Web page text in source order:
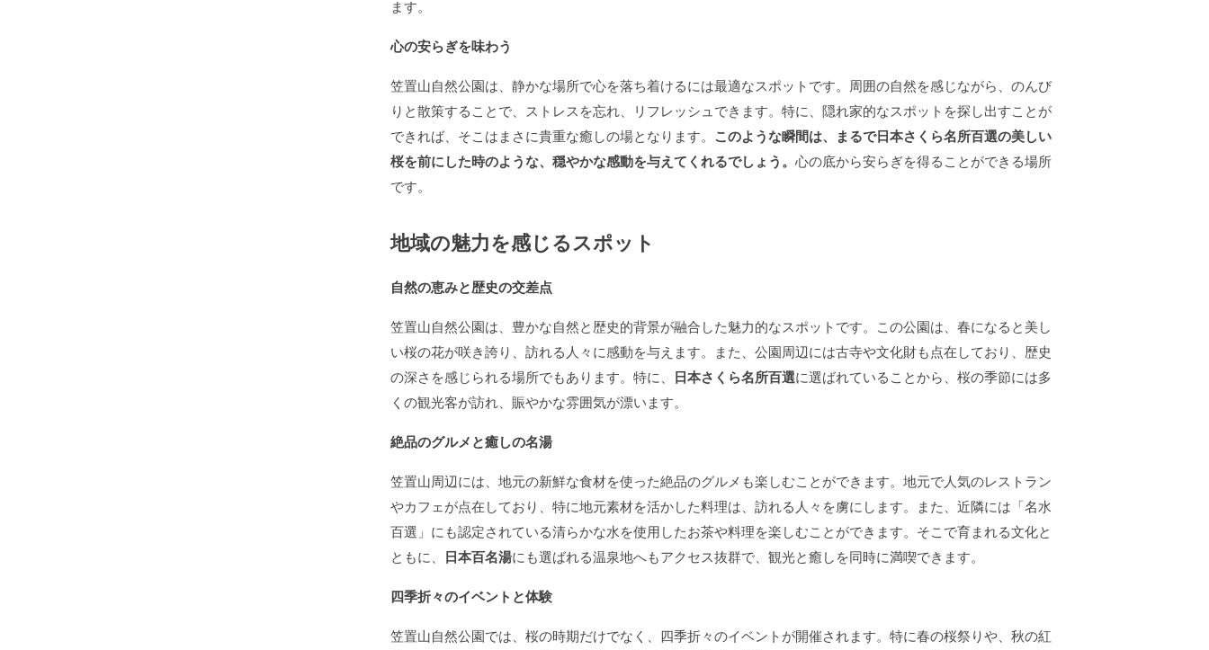
ます。
心の安らぎを味わう
笠置山自然公園は、静かな場所で心を落ち着けるには最適なスポットです。周囲の自然を感じながら、のんび
りと散策することで、ストレスを忘れ、リフレッシュできます。特に、隠れ家的なスポットを探し出すことが
できれば、そこはまさに貴重な癒しの場となります。 このような瞬間は、まるで日本さくら名所百選の美しい
桜を前にした時のような、穏やかな感動を与えてくれるでしょう。 心の底から安らぎを得ることができる場所
です。
地域の魅力を感じるスポット
自然の恵みと歴史の交差点
笠置山自然公園は、豊かな自然と歴史的背景が融合した魅力的なスポットです。この公園は、春になると美し
い桜の花が咲き誇り、訪れる人々に感動を与えます。また、公園周辺には古寺や文化財も点在しており、歴史
の深さを感じられる場所でもあります。特に、
日本さくら名所百選に選ばれていることから、桜の季節には多
くの観光客が訪れ、賑やかな雰囲気が漂います。
絶品のグルメと癒しの名湯
笠置山周辺には、地元の新鮮な食材を使った絶品のグルメも楽しむことができます。地元で人気のレストラン
やカフェが点在しており、特に地元素材を活かした料理は、訪れる人々を虜にします。また、近隣には「名水
百選」にも認定されている清らかな水を使用したお茶や料理を楽しむことができます。そこで育まれる文化と
ともに、
日本百名湯にも選ばれる温泉地へもアクセス抜群で、観光と癒しを同時に満喫できます。
四季折々のイベントと体験
笠置山自然公園では、桜の時期だけでなく、四季折々のイベントが開催されます。特に春の桜祭りや、秋の紅